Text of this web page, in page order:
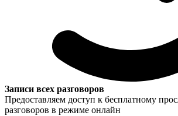
Записи всех разговоров
Предоставляем доступ к бесплатному
разговоров в режиме онлайн